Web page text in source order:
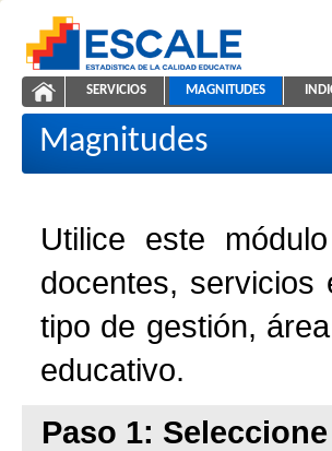
ESCALE - Unidad de Estadística
Magnitudes de la Educación
NAVEGACIÓN
SERVICIOS MAGNITUDES
Magnitudes
Utilice este
docentes, servicios
tipo de gestión,
educativo.
Paso 1: